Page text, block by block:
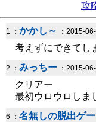
攻
1 ： かかし～ ：2015-
考えずにできてし
2 ： みっちー ：2015-
クリアー
最初ウロウロしま
6 ： 名無しの脱出ゲ